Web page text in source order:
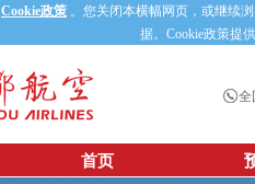
Cookie政策 。您关闭本横幅网页，或继续
据。Cookie政策提
全
首页